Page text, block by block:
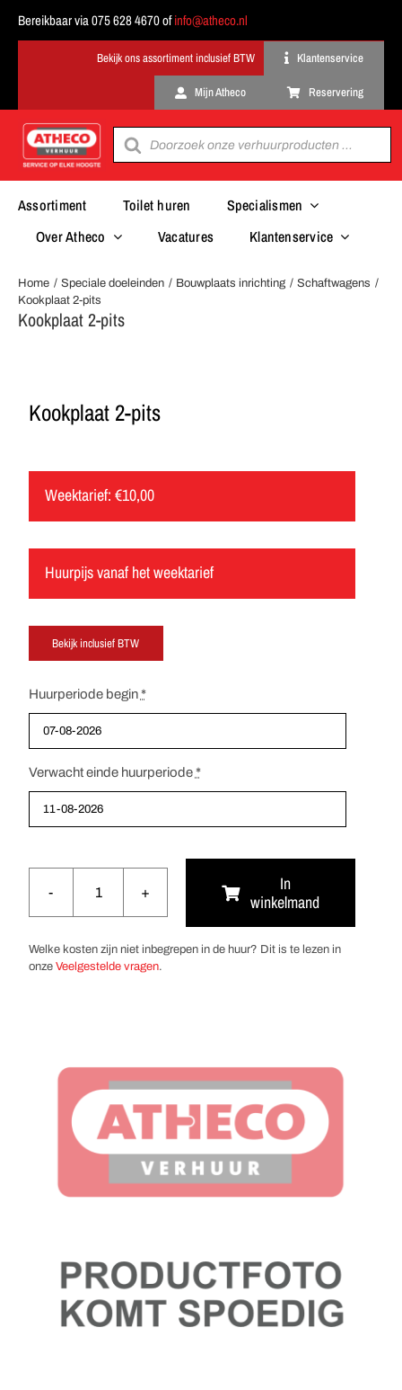
Bereikbaar via 075 628 4670 ofinfo@atheco.nl
Klantenservice
Mijn Atheco Reservering
Producten
zoeken
Assortiment Toilet huren
Specialismen
Over Atheco
Vacatures Klantenservice
Home Speciale doeleinden Bouwplaats inrichting
Schaftwagens
Kookplaat 2-pits
Kookplaat 2-pits
Kookplaat 2-pits
Weektarief: €10,00
Huurpijs vanaf het weektarief
Huurperiode begin*
Verwacht einde huurperiode*
Kookplaat
2-
pits
aantal
In
winkelmand
Welke kosten zijn niet inbegrepen in de huur? Dit is te lezen in
onze Veelgestelde vragen.